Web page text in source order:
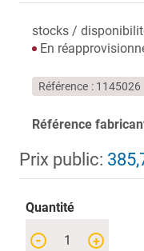
stocks /
En
Référence 1145026
Référence
Prix public:
Quantité
+
-